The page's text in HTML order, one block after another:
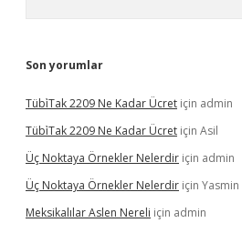
Son yorumlar
Tübi̇Tak 2209 Ne Kadar Ücret için admin
Tübi̇Tak 2209 Ne Kadar Ücret için Asil
Üç Noktaya Örnekler Nelerdir için admin
Üç Noktaya Örnekler Nelerdir için Yasmin
Meksikalılar Aslen Nereli için admin